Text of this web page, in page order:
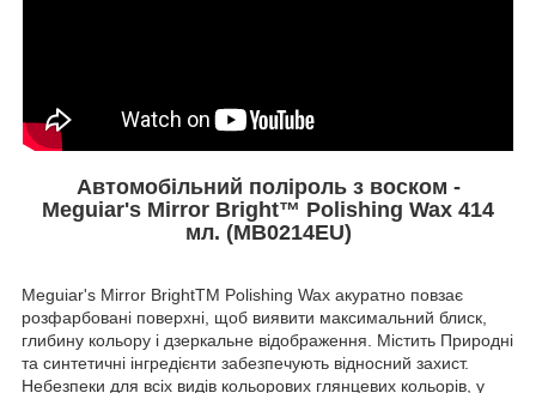
Автомобільний поліроль з воском -
Meguiar's Mirror Bright™ Polishing Wax 414
мл. (MB0214EU)
Meguiar's Mirror BrightTM Polishing Wax акуратно повзає
розфарбовані поверхні, щоб виявити максимальний блиск,
глибину кольору і дзеркальне відображення.
Містить Природні
та синтетичні інгредієнти забезпечують відносний захист.
Небезпеки для всіх видів кольорових глянцевих кольорів, у